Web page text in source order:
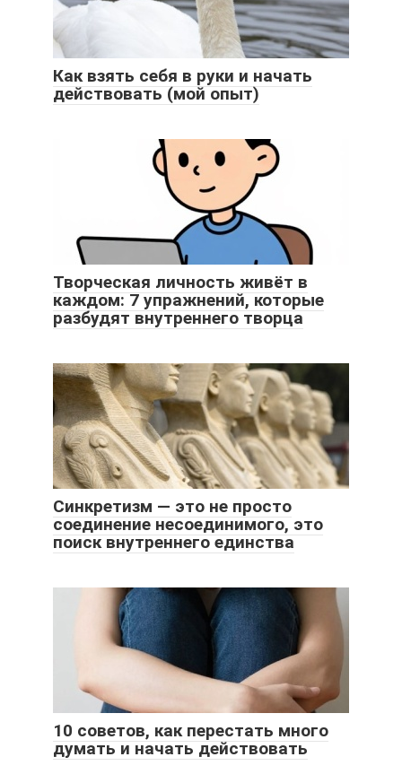
Как взять себя в руки и начать
действовать (мой опыт)
Творческая личность живёт в
каждом: 7 упражнений, которые
разбудят внутреннего творца
Синкретизм — это не просто
соединение несоединимого, это
поиск внутреннего единства
10 советов, как перестать много
думать и начать действовать